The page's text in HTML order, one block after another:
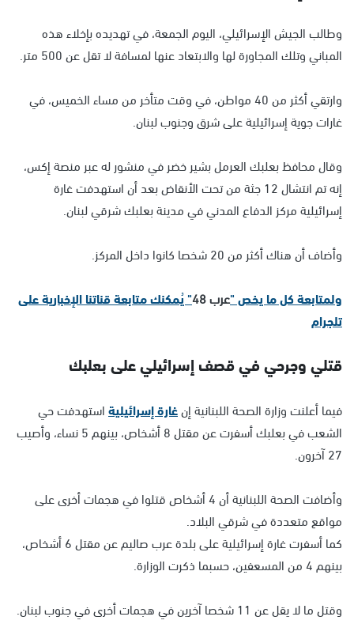
وطالب الجيش الإسرائيلي، اليوم الجمعة، في تهديده بإخلاء هذه
المباني وتلك المجاورة لها والابتعاد عنها لمسافة لا تقل عن 500 متر.
وارتقي أكثر من 40 مواطن، في وقت متأخر من مساء الخميس، في
غارات جوية إسرائيلية على شرق وجنوب لبنان.
وقال محافظ بعلبك العرمل بشير خضر في منشور له عبر منصة إكس،
إنه تم انتشال 12 جثة من تحت الأنقاض بعد أن استهدفت غارة
إسرائيلية مركز الدفاع المدني في مدينة بعلبك شرقي لبنان.
وأضاف أن هناك أكثر من 20 شخصا كانوا داخل المركز.
ولمتابعة كل ما يخص "عرب 48
" يُمكنك متابعة قناتنا الإخبارية على
تلجرام
قتلي وجرحي في قصف إسرائيلي على بعلبك
فيما أعلنت وزارة الصحة اللبنانية إنغارة إسرائيليةاستهدفت حي
الشعب في بعلبك أسفرت عن مقتل 8 أشخاص، بينهم 5 نساء، وأصيب
27 آخرون.
وأضافت الصحة اللبنانية أن 4 أشخاص قتلوا في هجمات أخرى على
مواقع متعددة في شرقي البلاد.
كما أسفرت غارة إسرائيلية على بلدة عرب صاليم عن مقتل 6 أشخاص،
بينهم 4 من المسعفين، حسبما ذكرت الوزارة.
وقتل ما لا يقل عن 11 شخصا آخرين في هجمات أخرى في جنوب لبنان.